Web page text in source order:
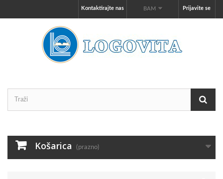
Prijavite se
BAM
Kontaktirajte nas
Košarica (prazno)